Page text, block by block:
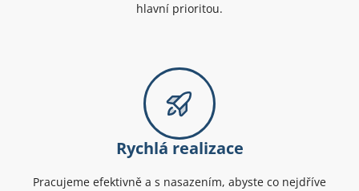
hlavní prioritou.
Rychlá realizace
Pracujeme efektivně a s nasazením, abyste co nejdříve